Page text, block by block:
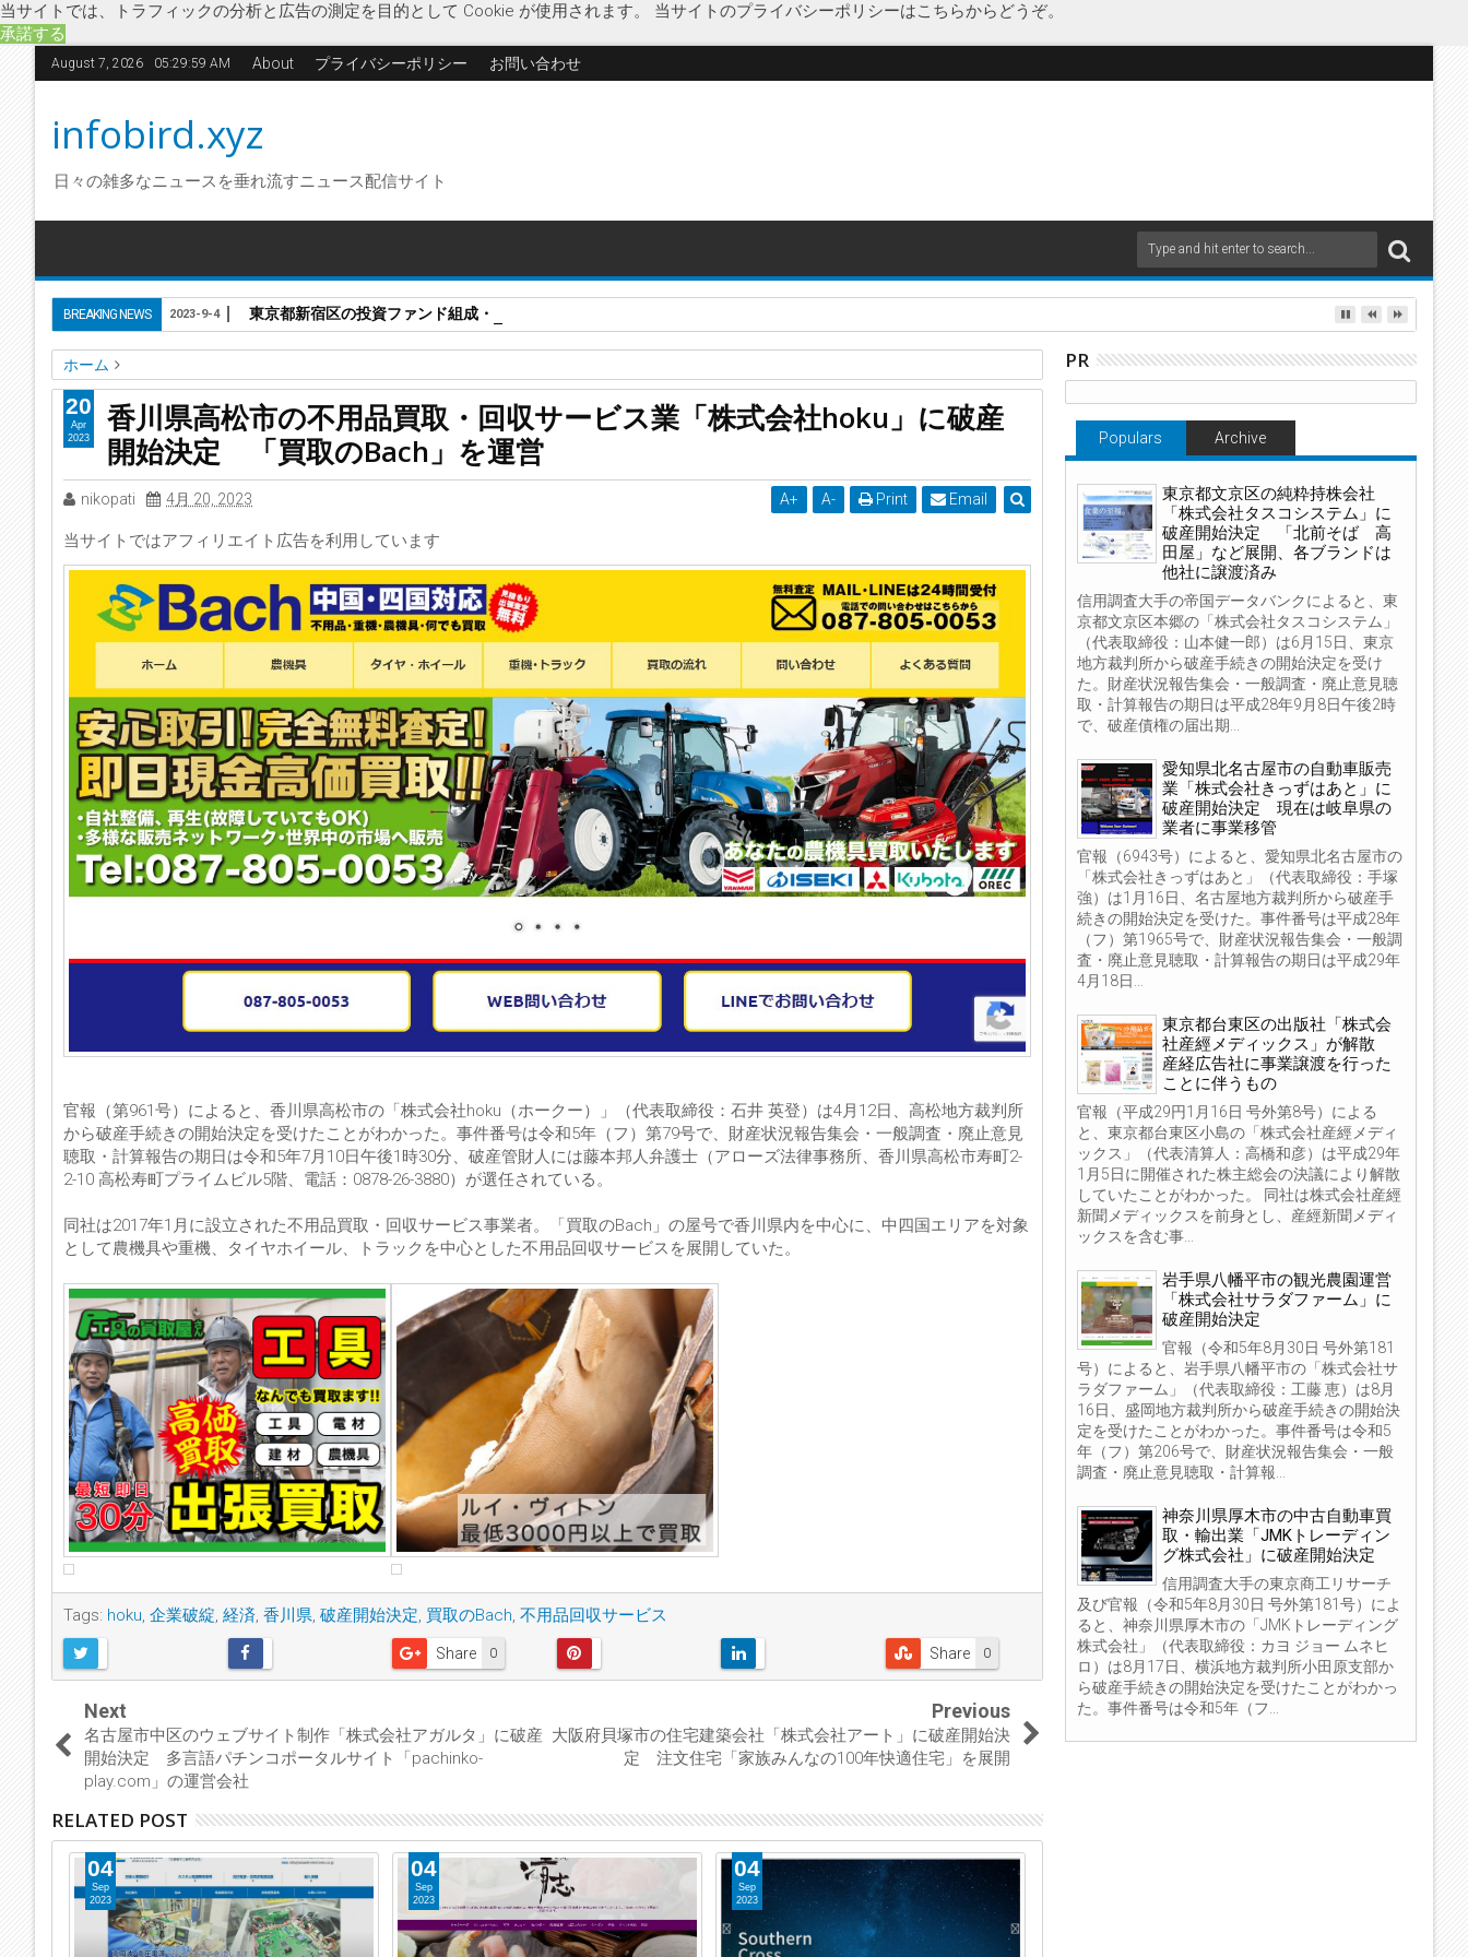
当サイトでは、トラフィックの分析と広告の測定を目的として Cookie が使用されます。 当サイトのプライバシーポリシーはこちらからどうぞ。
承諾する
August 7, 2026 05:30:00 AM About プライバシーポリシー お問い合わせ
infobird.xyz
日々の雑多なニュースを垂れ流すニュース配信サイト
BREAKING NEWS 東京都新宿区の投資ファンド組成・運用「株式会社ワイアールキャピタル」に特別清算開始決定
2023-9-4
ホーム
hoku
企業破綻 経済 香川県 破産開始決定 買取のBach
不用品回収サービス
香川県高松市の不用品買取・回収サービス業「株式会社hoku」に破産開始決定 「買取のBach」を運営
香川県高松市の不用品買取・回収サービス業「株式会社hoku」に破産
開始決定 「買取のBach」を運営
nikopati 4月 20, 2023 A+ A- Print Email
当サイトではアフィリエイト広告を利用しています
官報（第961号）によると、香川県高松市の「株式会社hoku（ホークー）」（代表取締役：石井 英登）は4月12日、高松地方裁判所
から破産手続きの開始決定を受けたことがわかった。事件番号は令和5年（フ）第79号で、財産状況報告集会・一般調査・廃止意見
聴取・計算報告の期日は令和5年7月10日午後1時30分、破産管財人には藤本邦人弁護士（アローズ法律事務所、香川県高松市寿町2-
2-10 高松寿町プライムビル5階、電話：0878-26-3880）が選任されている。
同社は2017年1月に設立された不用品買取・回収サービス事業者。「買取のBach」の屋号で香川県内を中心に、中四国エリアを対象
として農機具や重機、タイヤホイール、トラックを中心とした不用品回収サービスを展開していた。
Tags: hoku 企業破綻 経済 香川県 破産開始決定 買取のBach 不用品回収サービス
0
Share 0
Share
20
Apr
2023
Next
名古屋市中区のウェブサイト制作「株式会社アガルタ」に破産
開始決定 多言語パチンコポータルサイト「pachinko-
play.com」の運営会社
Previous
大阪府貝塚市の住宅建築会社「株式会社アート」に破産開始決
定 注文住宅「家族みんなの100年快適住宅」を展開
RELATED POST
04
Sep
2023
04
Sep
2023
04
Sep
2023
PR
Populars Archive
東京都文京区の純粋持株会社
「株式会社タスコシステム」に
破産開始決定 「北前そば 高
田屋」など展開、各ブランドは
他社に譲渡済み
信用調査大手の帝国データバンクによると、東
京都文京区本郷の「株式会社タスコシステム」
（代表取締役：山本健一郎）は6月15日、東京
地方裁判所から破産手続きの開始決定を受け
た。財産状況報告集会・一般調査・廃止意見聴
取・計算報告の期日は平成28年9月8日午後2時
で、破産債権の届出期...
愛知県北名古屋市の自動車販売
業「株式会社きっずはあと」に
破産開始決定 現在は岐阜県の
業者に事業移管
官報（6943号）によると、愛知県北名古屋市の
「株式会社きっずはあと」（代表取締役：手塚
強）は1月16日、名古屋地方裁判所から破産手
続きの開始決定を受けた。事件番号は平成28年
（フ）第1965号で、財産状況報告集会・一般調
査・廃止意見聴取・計算報告の期日は平成29年
4月18日...
東京都台東区の出版社「株式会
社産經メディックス」が解散
産経広告社に事業譲渡を行った
ことに伴うもの
官報（平成29円1月16日 号外第8号）による
と、東京都台東区小島の「株式会社産經メディ
ックス」（代表清算人：高橋和彦）は平成29年
1月5日に開催された株主総会の決議により解散
していたことがわかった。 同社は株式会社産經
新聞メディックスを前身とし、産經新聞メディ
ックスを含む事...
岩手県八幡平市の観光農園運営
「株式会社サラダファーム」に
破産開始決定
官報（令和5年8月30日 号外第181
号）によると、岩手県八幡平市の「株式会社サ
ラダファーム」（代表取締役：工藤 恵）は8月
16日、盛岡地方裁判所から破産手続きの開始決
定を受けたことがわかった。事件番号は令和5
年（フ）第206号で、財産状況報告集会・一般
調査・廃止意見聴取・計算報...
神奈川県厚木市の中古自動車買
取・輸出業「JMKトレーディン
グ株式会社」に破産開始決定
信用調査大手の東京商工リサーチ
及び官報（令和5年8月30日 号外第181号）によ
ると、神奈川県厚木市の「JMKトレーディング
株式会社」（代表取締役：カヨ ジョー ムネヒ
ロ）は8月17日、横浜地方裁判所小田原支部か
ら破産手続きの開始決定を受けたことがわかっ
た。事件番号は令和5年（フ...